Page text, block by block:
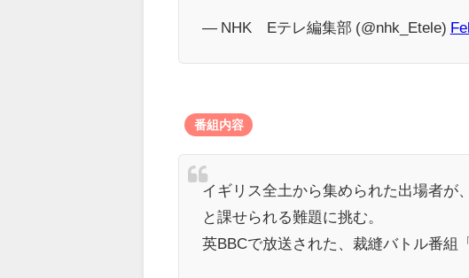
— NHK Eテレ編集部 (@nhk_Etele)
番組内容
イギリス全土から集められた出場者が
と課せられる難題に挑む。
英BBCで放送された、裁縫バトル番組